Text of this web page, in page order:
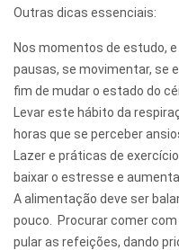
Outras dicas essenciais:
Nos momentos de estudo,
pausas, se movimentar, se
fim de mudar o estado do
Levar este hábito da
horas que se perceber
Lazer e práticas de
baixar o estresse e
A alimentação deve ser
pouco. Procurar comer com
pular as refeições, dando